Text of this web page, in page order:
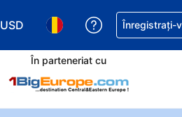
USD
Alegeţi moneda. Moneda actuală
Alegeți limba. Limba
Primiți
Înregistrați-
În parteneriat cu